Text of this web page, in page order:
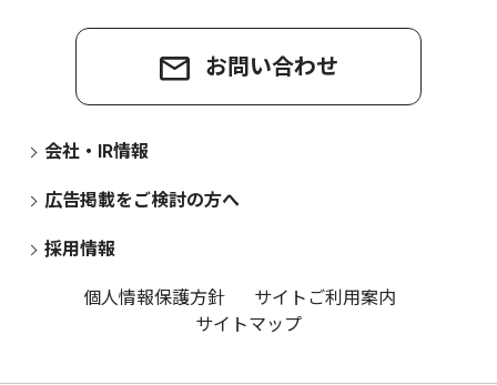
お問い合わせ
会社・IR情報
広告掲載をご検討の方へ
採用情報
個人情報保護方針
サイトご利用案内
サイトマップ